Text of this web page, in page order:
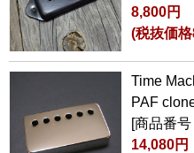
8,800円
(税抜価
Time
PAF
[商品番号
14,080円